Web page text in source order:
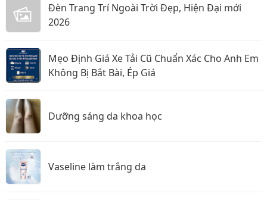
Đèn Trang Trí Ngoài Trời Đẹp, Hiện Đại mới
2026
Mẹo Định Giá Xe Tải Cũ Chuẩn Xác Cho Anh Em
Không Bị Bắt Bài, Ép Giá
Dưỡng sáng da khoa học
Vaseline làm trắng da